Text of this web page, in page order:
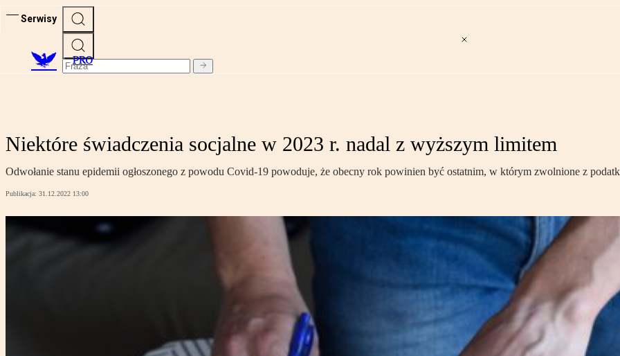
Serwisy
PRO
Niektóre świadczenia socjalne w 2023 r. nadal z wyższym limitem
Odwołanie stanu epidemii ogłoszonego z powodu Covid-19 powoduje, że obecny rok powinien być ostatnim, w którym zwolnione z
Publikacja: 31.12.2022 13:00